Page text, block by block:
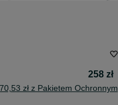
258 zł
zł z Pakietem Ochronnym